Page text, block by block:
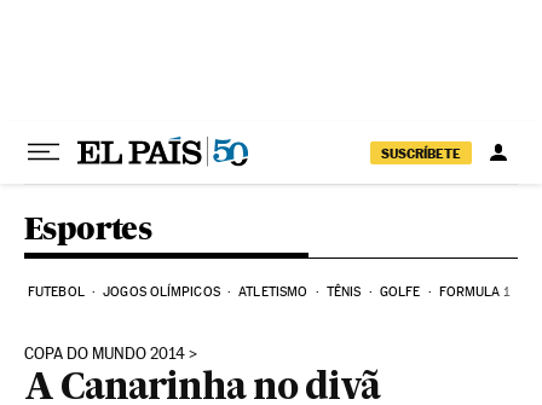
SUSCRÍBETE
Esportes
FUTEBOL JOGOS OLÍMPICOS ATLETISMO TÊNIS GOLFE FORMULA 1
COPA DO MUNDO 2014
A Canarinha no divã